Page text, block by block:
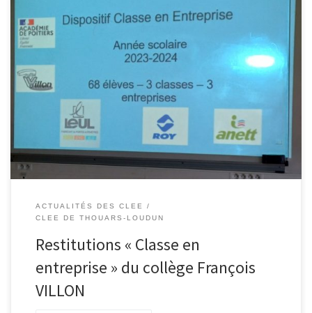
Ce n’est pas 1, pas 2 mais 3 restitutions « Classe en entreprise » qui
ont été faites le jeudi 27 juin dans les locaux du collège François
Villon de Saint Varent.Les 68 élèves de 3ème recevaient les trois
entreprises qui avaient accepté de participer à l’opération, à
savoir Les Carrières ROY, […]
ACTUALITÉS DES CLEE
CLEE DE THOUARS-LOUDUN
Restitutions « Classe en
entreprise » du collège François
VILLON